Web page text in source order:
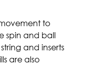
to
spin and ball
and inserts
are also